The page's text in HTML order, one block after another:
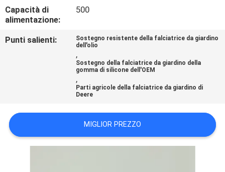
RICHIEDA
CITAZIONE
SITO
PRIVACY
Capacità di
alimentazione:
500
Punti salienti:
Sostegno resistente della falciatrice da giardino
dell'olio
,
Sostegno della falciatrice da giardino della
gomma di silicone dell'OEM
,
Parti agricole della falciatrice da giardino di
Deere
MIGLIOR PREZZO